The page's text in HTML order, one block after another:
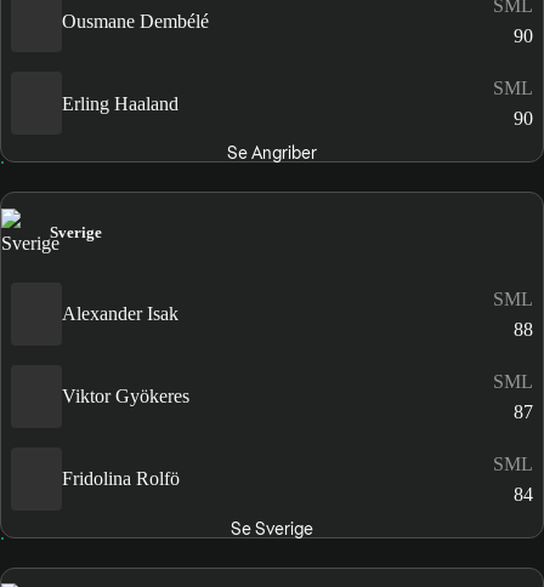
Ousmane Dembélé
SML
90
Erling Haaland
SML
90
Se Angriber
Sverige
Alexander Isak
SML
88
Viktor Gyökeres
SML
87
Fridolina Rolfö
SML
84
Se Sverige